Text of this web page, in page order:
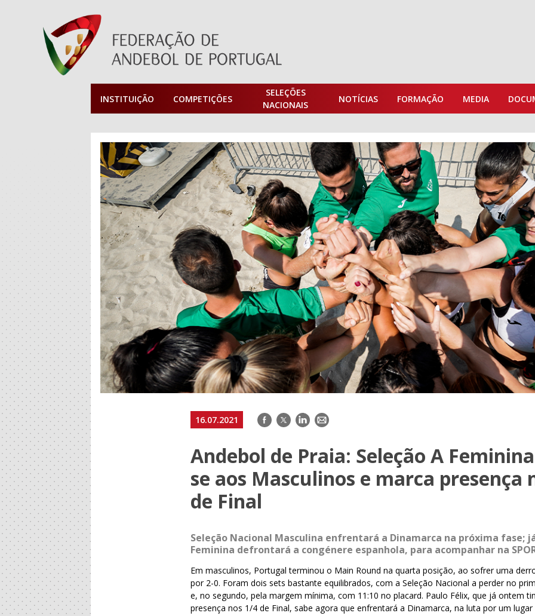
INSTITUIÇÃO COMPETIÇÕES
SELEÇÕES
NACIONAIS
NOTÍCIAS FORMAÇÃO MEDIA
16.07.2021 Facebook
TwitterLinkedIn
E-
Andebol de Praia: Seleção A
se aos Masculinos e marca presença
de Final
Seleção Nacional Masculina enfrentará a Dinamarca na próxima fase;
Feminina defrontará a congénere espanhola, para acompanhar na
Em masculinos, Portugal terminou o Main Round na quarta posição, ao sofrer uma
por 2-0. Foram dois sets bastante equilibrados, com a Seleção Nacional a perder no
e, no segundo, pela margem mínima, com 11:10 no placard. Paulo Félix, que já ontem
presença nos 1/4 de Final, sabe agora que enfrentará a Dinamarca, na luta por um